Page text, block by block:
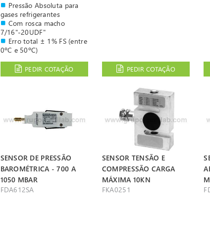
Pressão Absoluta para
gases refrigerantes
Com rosca macho
7/16"-20UDF"
Erro total ± 1% FS (entre
0ºC e 50ºC)
PEDIR COTAÇÃO PEDIR COTAÇÃO
SENSOR DE PRESSÃO
BAROMÉTRICA - 700 A
1050 MBAR
FDA612SA
SENSOR TENSÃO E
COMPRESSÃO CARGA
MÁXIMA 10KN
FKA0251